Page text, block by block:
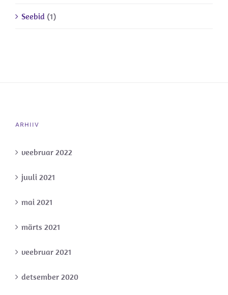
Seebid (1)
ARHIIV
veebruar 2022
juuli 2021
mai 2021
märts 2021
veebruar 2021
detsember 2020